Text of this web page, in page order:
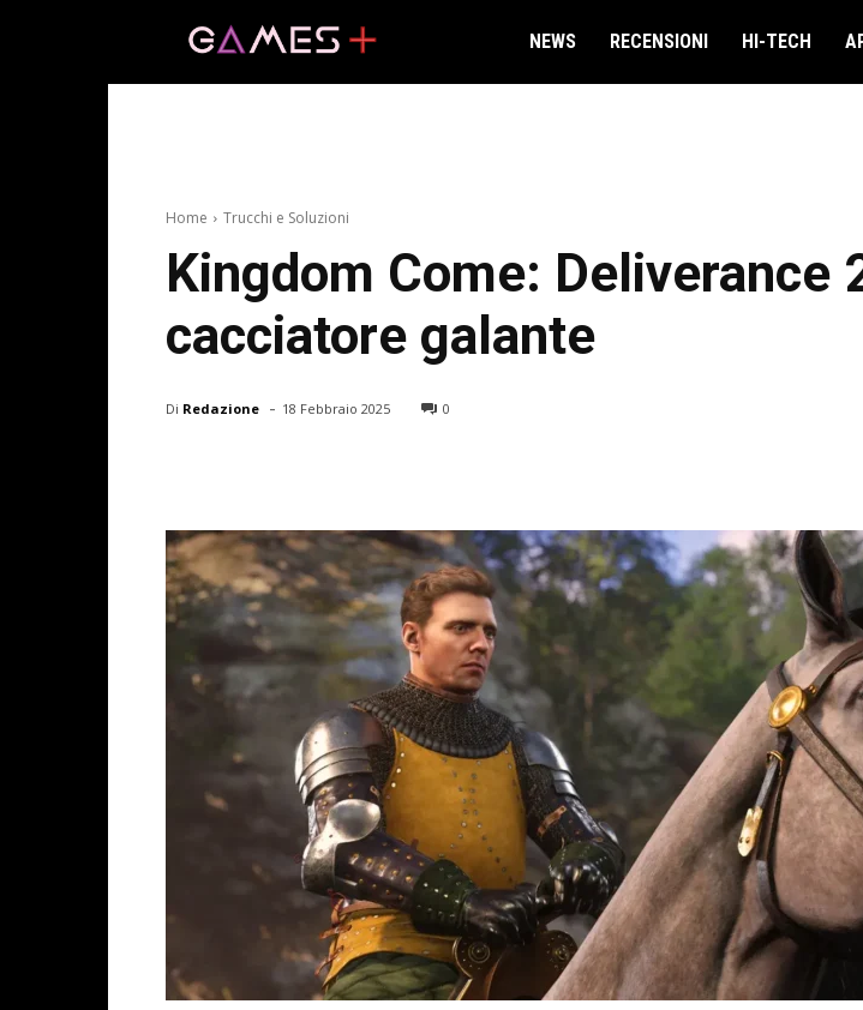
NEWS RECENSIONI HI-TECH
Home Trucchi e Soluzioni
Kingdom Come:
cacciatore galante
Di Redazione - 18 Febbraio 2025 0